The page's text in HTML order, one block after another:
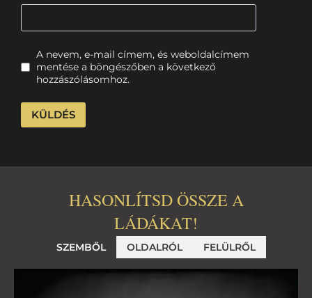
A nevem, e-mail címem, és weboldalcímem
mentése a böngészőben a következő
hozzászólásomhoz.
HASONLÍTSD ÖSSZE A
LÁDÁKAT!
SZEMBŐL OLDALRÓL FELÜLRŐL